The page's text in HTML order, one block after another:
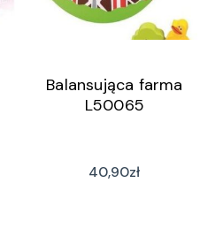
Balansująca farma
L50065
40,90zł